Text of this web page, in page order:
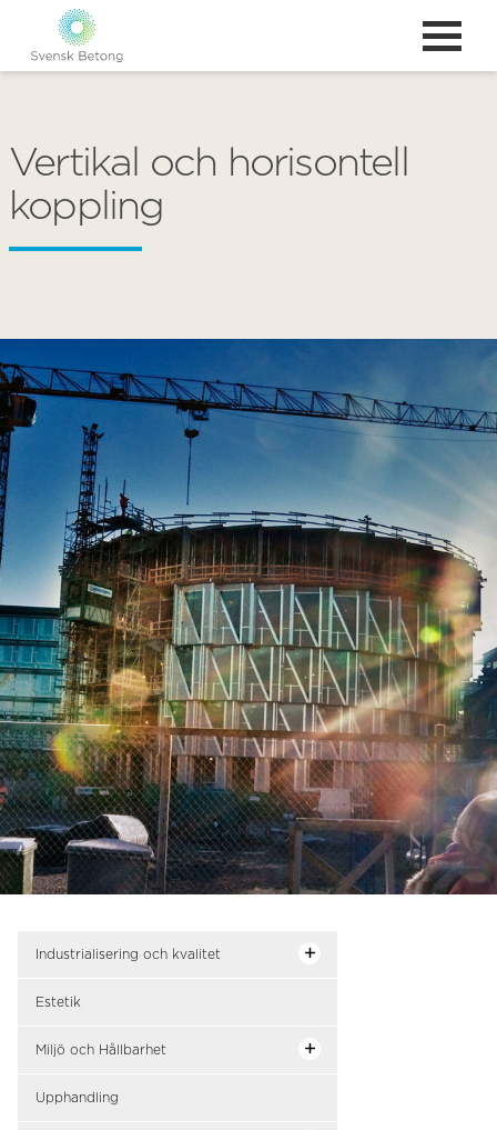
Vertikal och horisontell
koppling
Industrialisering och kvalitet
Estetik
Miljö och Hållbarhet
Upphandling